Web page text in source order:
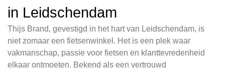
in Leidschendam
Thijs Brand, gevestigd in het hart van Leidschendam, is
niet zomaar een fietsenwinkel. Het is een plek waar
vakmanschap, passie voor fietsen en klanttevredenheid
elkaar ontmoeten. Bekend als een vertrouwd